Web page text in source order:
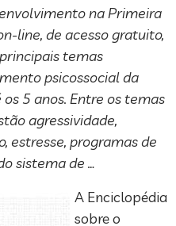
na Primeira
line, de acesso gratuito,
temas
psicossocial da
5 anos. Entre os temas
agressividade,
estresse, programas de
sistema de …
A Enciclopédia
sobre o